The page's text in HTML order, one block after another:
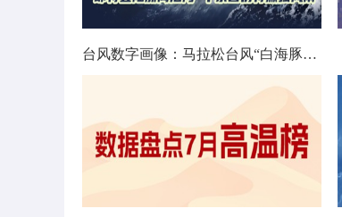
台风数字画像：马拉松台风“白海豚”将影响十余省份